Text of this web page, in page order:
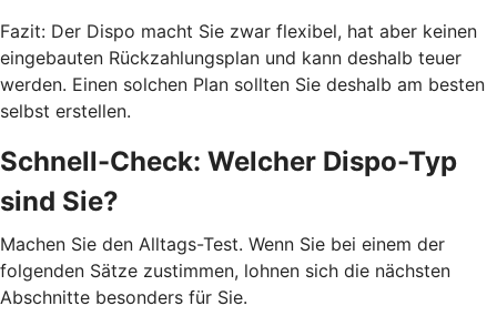
Fazit: Der Dispo macht Sie zwar flexibel, hat aber keinen
eingebauten Rückzahlungsplan und kann deshalb teuer
werden. Einen solchen Plan sollten Sie deshalb am besten
selbst erstellen.
Schnell-Check: Welcher Dispo-Typ
sind Sie?
Machen Sie den Alltags-Test. Wenn Sie bei einem der
folgenden Sätze zustimmen, lohnen sich die nächsten
Abschnitte besonders für Sie.